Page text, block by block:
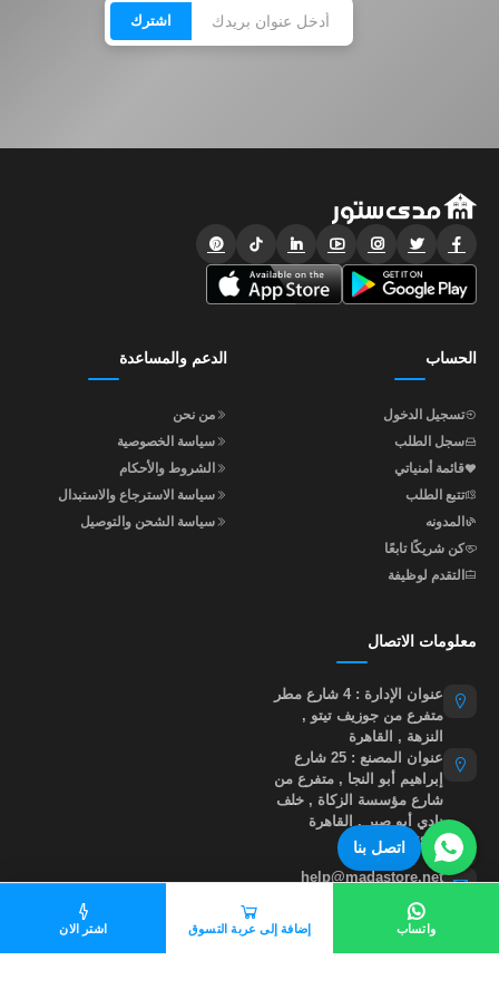
اتصل بنا
واتساب إضافة إلى عربة التسوق اشتر الان
اشترك
الحساب
تسجيل الدخول
سجل الطلب
قائمة أمنياتي
تتبع الطلب
المدونه
كن شريكًا تابعًا
التقدم لوظيفة
الدعم والمساعدة
من نحن
سياسة الخصوصية
الشروط والأحكام
سياسة الاسترجاع والاستبدال
سياسة الشحن والتوصيل
معلومات الاتصال
عنوان الإدارة : 4 شارع مطر
متفرع من جوزيف تيتو ,
النزهة , القاهرة
عنوان المصنع : 25 شارع
إبراهيم أبو النجا , متفرع من
شارع مؤسسة الزكاة , خلف
نادي أبو صير , القاهرة
01015535855
help@madastore.net